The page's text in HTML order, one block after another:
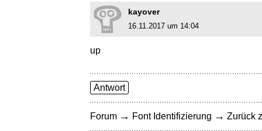
kayover
16.11.2017 um 14:04
up
Antwort
Forum → Font Identifizierung → Zurück